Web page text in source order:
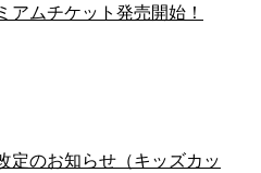
アムチケット発売開始！
定のお知らせ（キッズカッ